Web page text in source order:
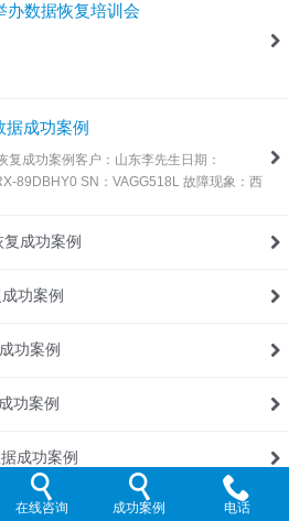
办数据恢复培训会
据成功案例
成功案例客户：山东李先生日期：
故障现象：西
成功案例
功案例
功案例
功案例
成功案例
据成功案例
在线咨询 成功案例 电话